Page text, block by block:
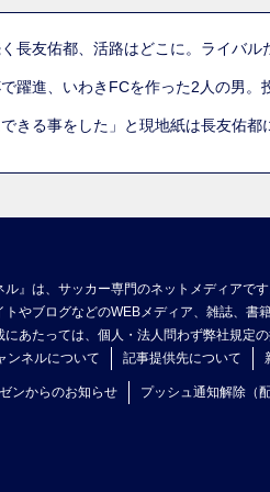
長友佑都、活路はどこに。ライバル
躍進、いわきFCを作った2人の男。
できる事をした」と現地紙は長友佑都
ル』は、サッカー専門のネットメディア
トやブログなどのWEBメディア、雑誌、
にあたっては、個人・法人問わず弊社規定
ンネルについて
記事提供先について
ンからのお知らせ プッシュ通知解除（